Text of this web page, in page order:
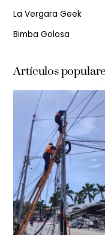
La Vergara Geek
Bimba Golosa
Artículos